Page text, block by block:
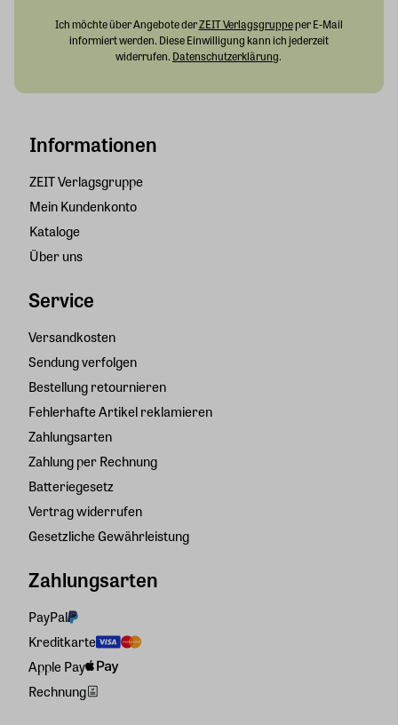
Informationen
ZEIT Verlagsgruppe
Mein Kundenkonto
Kataloge
Über uns
Service
Versandkosten
Sendung verfolgen
Bestellung retournieren
Fehlerhafte Artikel reklamieren
Zahlungsarten
Zahlung per Rechnung
Batteriegesetz
Vertrag widerrufen
Gesetzliche Gewährleistung
Zahlungsarten
PayPal
Kreditkarte
Apple Pay
Rechnung
Ich möchte über Angebote derZEIT Verlagsgruppeper E-Mail
informiert werden. Diese Einwilligung kann ich jederzeit
widerrufen. Datenschutzerklärung.